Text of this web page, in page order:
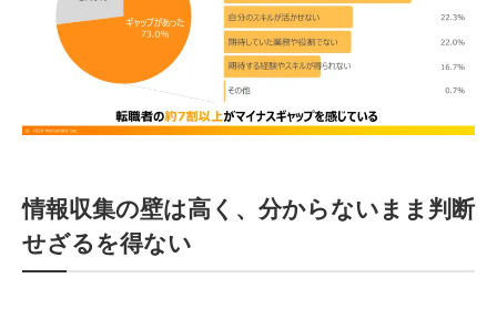
情報収集の壁は高く、分からないまま判断
せざるを得ない